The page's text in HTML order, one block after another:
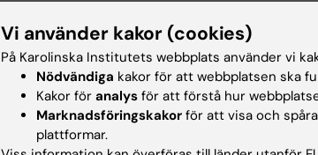
Peter Svensson
- Deciphering HIV-1
ART-Free Long-Term Remission.
Anders Sönnerborg- HIV-1 latency
functional HIV-1 cure.
Vi använder kakor (cookies)
På Karolinska Institutets webbplats använder vi
Nödvändiga kakor för att webbplatsen ska
Kakor för analys för att förstå hur
Marknadsföringskakor för att visa och
plattformar.